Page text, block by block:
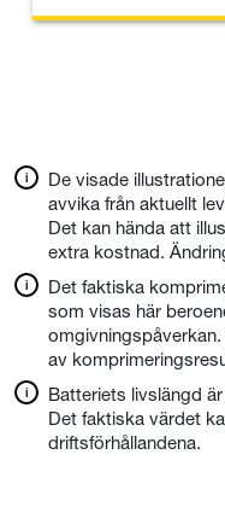
De visade
avvika från aktuellt
Det kan hända att
extra kostnad.
Det faktiska
som visas här
av
Batteriets livslängd
Det faktiska värdet
driftsförhållandena.